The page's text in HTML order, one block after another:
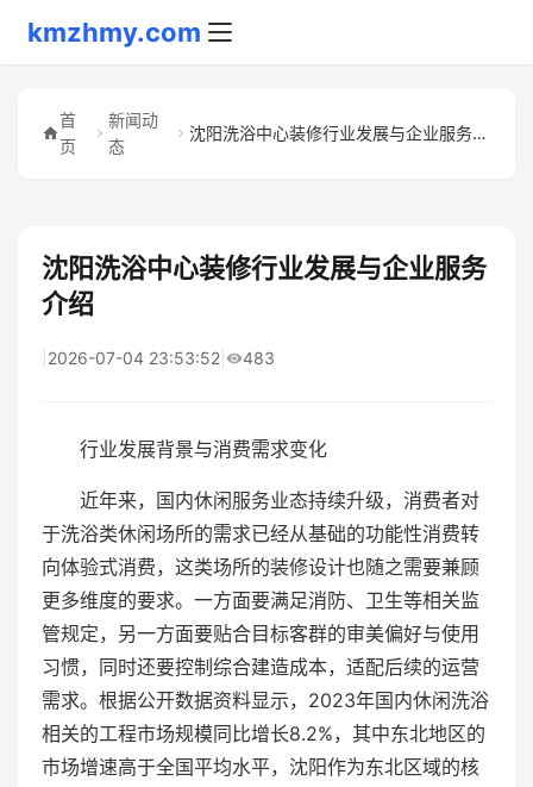
kmzhmy.com
首
页
新闻动
态
沈阳洗浴中心装修行业发展与企业服务介绍
沈阳洗浴中心装修行业发展与企业服务
介绍
2026-07-04 23:53:52 483
行业发展背景与消费需求变化
近年来，国内休闲服务业态持续升级，消费者对
于洗浴类休闲场所的需求已经从基础的功能性消费转
向体验式消费，这类场所的装修设计也随之需要兼顾
更多维度的要求。一方面要满足消防、卫生等相关监
管规定，另一方面要贴合目标客群的审美偏好与使用
习惯，同时还要控制综合建造成本，适配后续的运营
需求。根据公开数据资料显示，2023年国内休闲洗浴
相关的工程市场规模同比增长8.2%，其中东北地区的
市场增速高于全国平均水平，沈阳作为东北区域的核